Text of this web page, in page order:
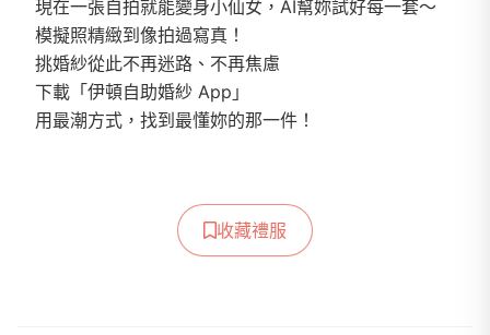
現在一張自拍就能變身小仙女，AI幫妳試好每一套～
模擬照精緻到像拍過寫真！
挑婚紗從此不再迷路、不再焦慮
下載「伊頓自助婚紗 App」
用最潮方式，找到最懂妳的那一件！
收藏禮服